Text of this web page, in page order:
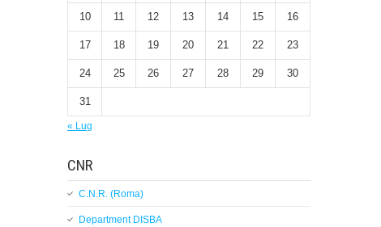
10 11 12 13 14 15 16
17 18 19 20 21 22 23
24 25 26 27 28 29 30
31
« Lug
CNR
C.N.R. (Roma)
Department DISBA